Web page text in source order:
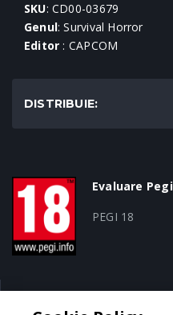
SKU: CD00-03679
Genul: Survival Horror
Editor : CAPCOM
DISTRIBUIE:
Evaluare
PEGI 18